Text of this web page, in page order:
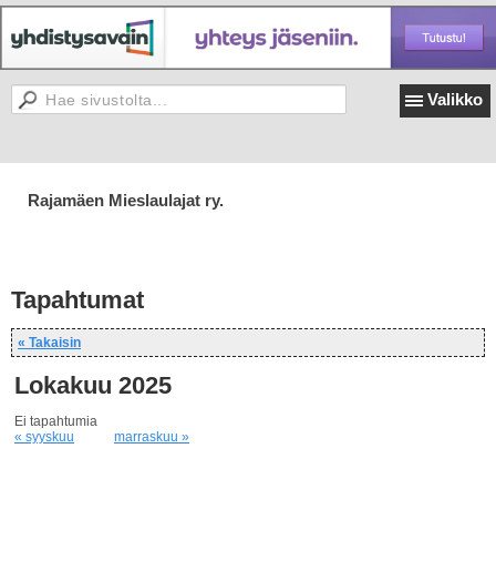
Valikko
Rajamäen Mieslaulajat ry.
Tapahtumat
« Takaisin
Lokakuu 2025
Ei tapahtumia
« syyskuu
marraskuu »